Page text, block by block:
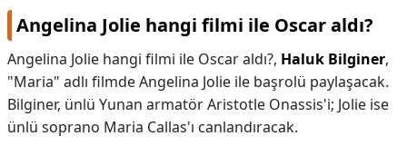
Angelina Jolie hangi filmi ile Oscar aldı?
Angelina Jolie hangi filmi ile Oscar aldı?, Haluk Bilginer,
"Maria" adlı filmde Angelina Jolie ile başrolü paylaşacak.
Bilginer, ünlü Yunan armatör Aristotle Onassis'i; Jolie ise
ünlü soprano Maria Callas'ı canlandıracak.